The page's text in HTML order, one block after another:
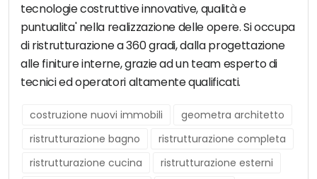
tecnologie costruttive innovative, qualità e
puntualita' nella realizzazione delle opere. Si occupa
di ristrutturazione a 360 gradi, dalla progettazione
alle finiture interne, grazie ad un team esperto di
tecnici ed operatori altamente qualificati.
costruzione nuovi immobili
geometra architetto
ristrutturazione bagno
ristrutturazione completa
ristrutturazione cucina
ristrutturazione esterni